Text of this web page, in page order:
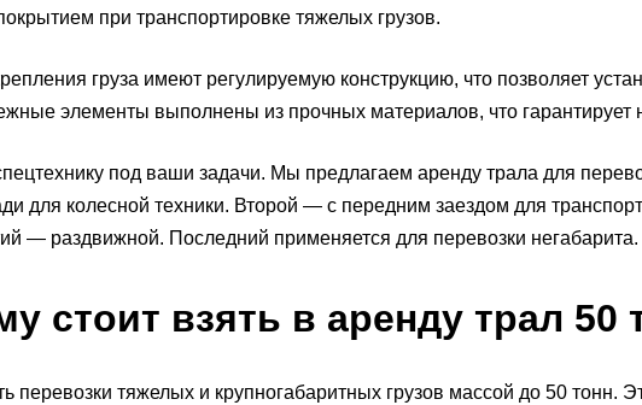
при транспортировке тяжелых грузов.
груза имеют регулируемую конструкцию, что позволяет
элементы выполнены из прочных материалов, что
под ваши задачи. Мы предлагаем аренду трала для
для колесной техники. Второй — с передним заездом для
— раздвижной. Последний применяется для перевозки негабарита.
стоит взять в аренду трал 50
перевозки тяжелых и крупногабаритных грузов массой до 50 тонн.